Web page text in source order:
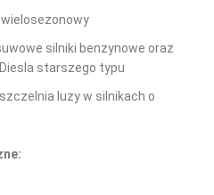
wielosezonowy
silniki benzynowe oraz
starszego typu
luzy w silnikach o